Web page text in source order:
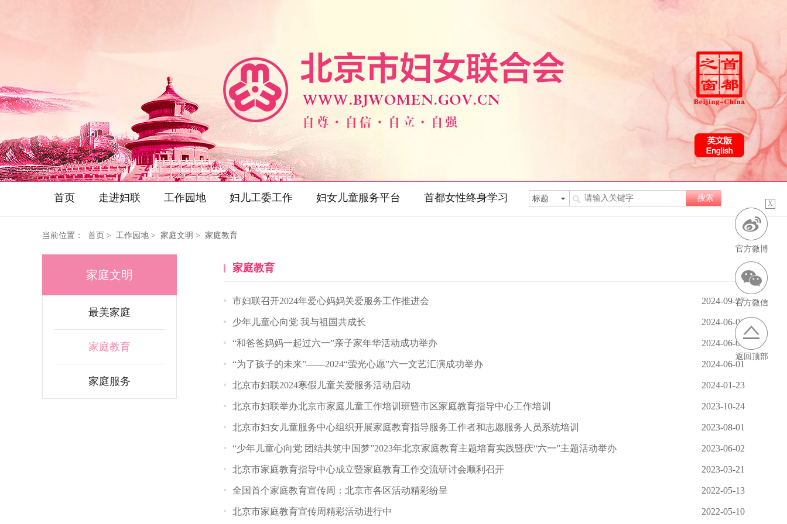
首页 走进妇联 工作园地 妇儿工委工作 妇女儿童服务平台 首都女性终身学习
当前位置： 首页 > 工作园地 > 家庭文明 > 家庭教育
家庭文明
最美家庭
家庭教育
家庭服务
家庭教育
市妇联召开2024年爱心妈妈关爱服务工作推进会 2024-09-27
少年儿童心向党 我与祖国共成长 2024-06-03
“和爸爸妈妈一起过六一”亲子家年华活动成功举办 2024-06-03
“为了孩子的未来”——2024“萤光心愿”六一文艺汇演成功举办 2024-06-01
北京市妇联2024寒假儿童关爱服务活动启动 2024-01-23
北京市妇联举办北京市家庭儿童工作培训班暨市区家庭教育指导中心工作培训 2023-10-24
北京市妇女儿童服务中心组织开展家庭教育指导服务工作者和志愿服务人员系统培训 2023-08-01
“少年儿童心向党 团结共筑中国梦”2023年北京家庭教育主题培育实践暨庆“六一”主题活动举办 2023-06-02
北京市家庭教育指导中心成立暨家庭教育工作交流研讨会顺利召开 2023-03-21
全国首个家庭教育宣传周：北京市各区活动精彩纷呈 2022-05-13
北京市家庭教育宣传周精彩活动进行中 2022-05-10
官方微博
官方微信
返回顶部
X